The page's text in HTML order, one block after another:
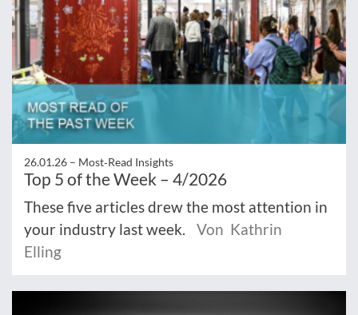
26.01.26 – Most‑Read Insights
Top 5 of the Week – 4/2026
These five articles drew the most attention in
your industry last week.
Von Kathrin
Elling